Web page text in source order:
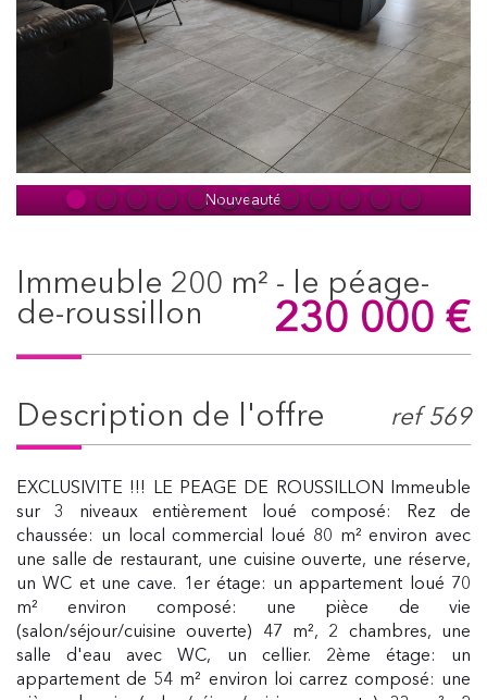
Nouveauté
immeuble 200 m² - le péage-
de-roussillon
230 000 €
description de l'offre ref 569
EXCLUSIVITE !!! LE PEAGE DE ROUSSILLON Immeuble
sur 3 niveaux entièrement loué composé: Rez de
chaussée: un local commercial loué 80 m² environ avec
une salle de restaurant, une cuisine ouverte, une réserve,
un WC et une cave. 1er étage: un appartement loué 70
m² environ composé: une pièce de vie
(salon/séjour/cuisine ouverte) 47 m², 2 chambres, une
salle d'eau avec WC, un cellier. 2ème étage: un
appartement de 54 m² environ loi carrez composé: une